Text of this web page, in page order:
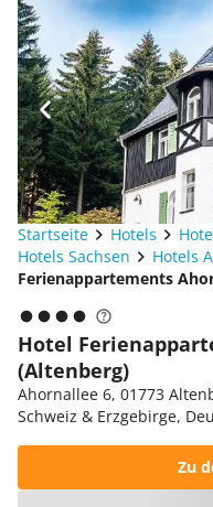
Startseite Hotels
Hotels Sachsen
Hotels
Ferienappartements
Hotel
(Altenberg)
Ahornallee 6, 01773
Schweiz & Erzgebirge,
Zu